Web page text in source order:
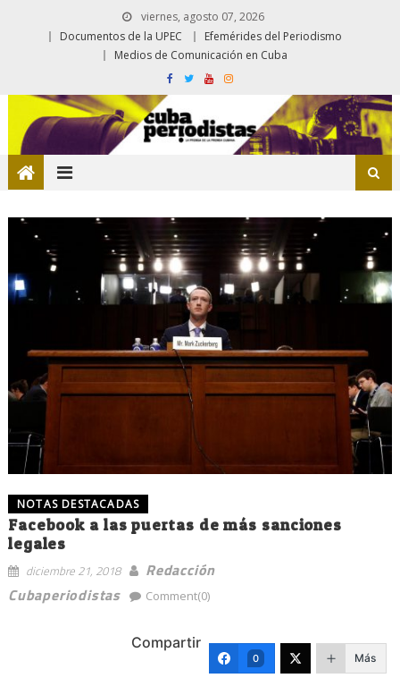
viernes, agosto 07, 2026
Documentos de la UPEC
Efemérides del Periodismo
Medios de Comunicación en Cuba
NOTAS DESTACADAS
Facebook a las puertas de más sanciones
legales
diciembre 21, 2018
Redacción
Cubaperiodistas
Comment(0)
Compartir
0 Más